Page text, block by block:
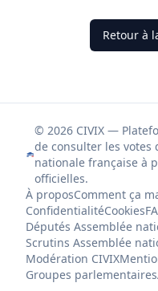
Retour à
© 2026 CIVIX —
de consulter les votes
nationale française à
officielles.
À proposComment ça
ConfidentialitéCookies
Députés Assemblée
Scrutins Assemblée
Modération CIVIX
Groupes parlementaires